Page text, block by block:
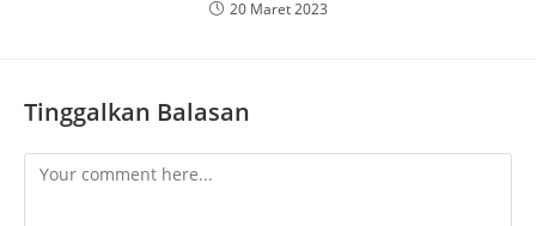
20 Maret 2023
Tinggalkan Balasan